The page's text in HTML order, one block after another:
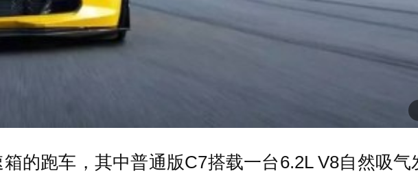
的跑车，其中普通版C7搭载一台6.2L V8自然吸